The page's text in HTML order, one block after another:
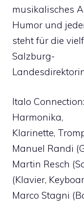
musikalisches
Humor und
steht für die
Salzburg-
Italo
Harmonika,
Klarinette,
Manuel Randi
Martin Resch
(Klavier,
Marco Stagni